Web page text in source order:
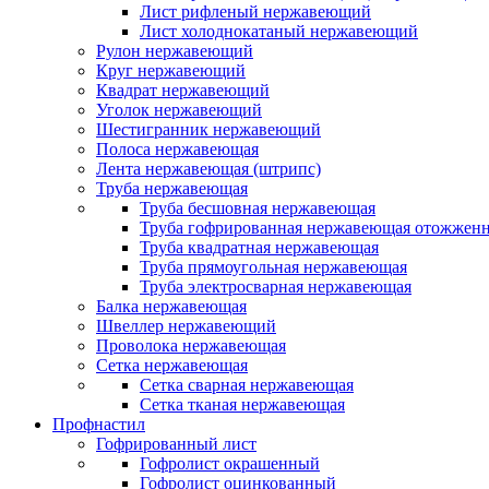
Лист рифленый нержавеющий
Лист холоднокатаный нержавеющий
Рулон нержавеющий
Круг нержавеющий
Квадрат нержавеющий
Уголок нержавеющий
Шестигранник нержавеющий
Полоса нержавеющая
Лента нержавеющая (штрипс)
Труба нержавеющая
Труба бесшовная нержавеющая
Труба гофрированная нержавеющая
Труба квадратная нержавеющая
Труба прямоугольная нержавеющая
Труба электросварная нержавеющая
Балка нержавеющая
Швеллер нержавеющий
Проволока нержавеющая
Сетка нержавеющая
Сетка сварная нержавеющая
Сетка тканая нержавеющая
Профнастил
Гофрированный лист
Гофролист окрашенный
Гофролист оцинкованный